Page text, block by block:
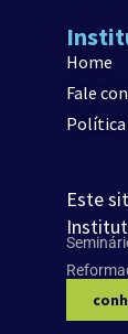
Home
Fale
Política
Este